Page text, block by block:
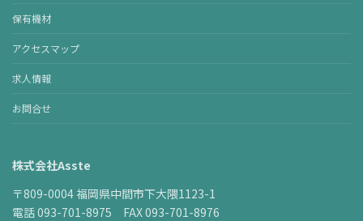
保有機材
アクセスマップ
求人情報
お問合せ
株式会社Asste
〒809-0004 福岡県中間市下大隈1123-1
電話 093-701-8975 FAX 093-701-8976